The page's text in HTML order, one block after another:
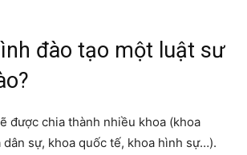
đào tạo một luật sư
được chia thành nhiều khoa (khoa
sự, khoa quốc tế, khoa hình sự…).